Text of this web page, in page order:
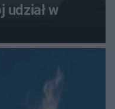
udział w